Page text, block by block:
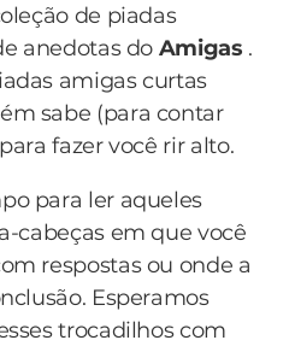
de piadas
anedotas do Amigas .
amigas curtas
sabe (para contar
fazer você rir alto.
para ler aqueles
cabeças em que você
respostas ou onde a
Esperamos
trocadilhos com